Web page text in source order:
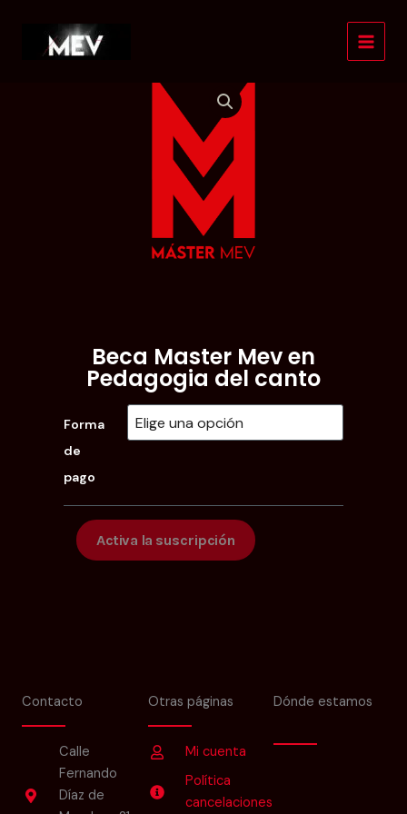
contenido
Beca Master Mev en
Pedagogia del canto
Forma
de
pago
Master
Mev
Pedagogia
del
canto
cantidadActiva la suscripción
Contacto
Calle
Fernando
Díaz de
Otras páginas
Mi cuenta
Política
cancelaciones
Dónde estamos